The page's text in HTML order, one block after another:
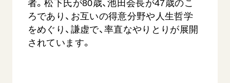
者。松下氏が80歳、池田会長が47歳のこ
ろであり、お互いの得意分野や人生哲学
をめぐり、謙虚で、率直なやりとりが展開
されています。